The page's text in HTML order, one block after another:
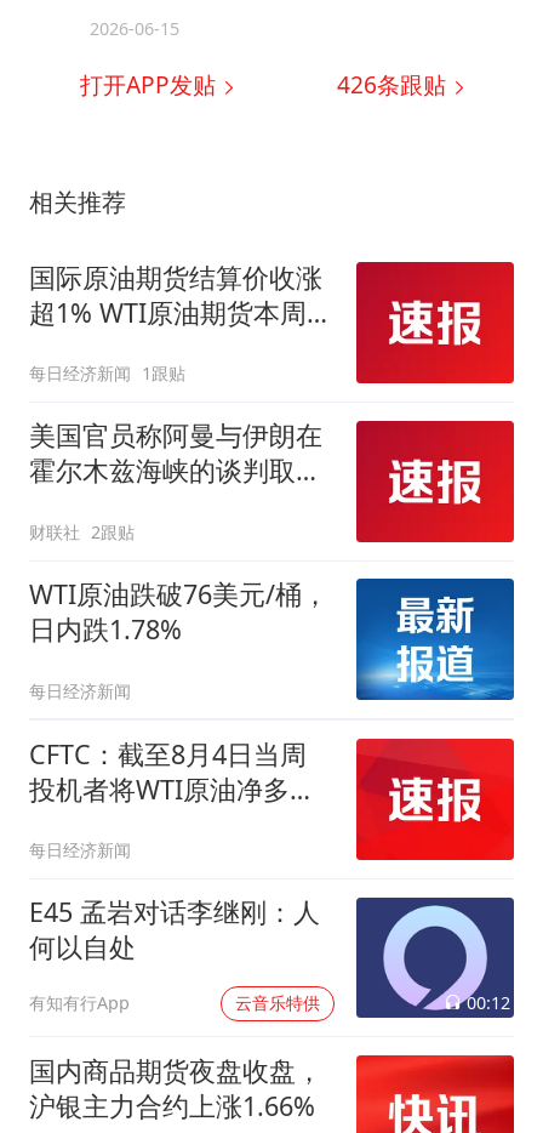
2026-06-15
打开APP发贴 426条跟贴
相关推荐
国际原油期货结算价收涨
超1% WTI原油期货本周累
每日经济新闻 1跟贴
美国官员称阿曼与伊朗在
霍尔木兹海峡的谈判取得
窄
财联社 2跟贴
WTI原油跌破76美元/桶，
日内跌1.78%
每日经济新闻
CFTC：截至8月4日当周
投机者将WTI原油净多头
每日经济新闻
E45 孟岩对话李继刚：人
何以自处
有知有行App 云音乐特供 00:12
国内商品期货夜盘收盘，
沪银主力合约上涨1.66%